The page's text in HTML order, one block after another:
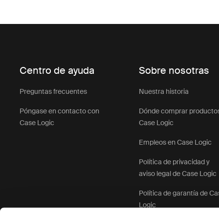
Centro de ayuda
Preguntas frecuentes
Póngase en contacto con
Case Logic
Sobre nosotras
Nuestra historia
Dónde comprar
Case Logic
Empleos en Case Logic
Política de privacidad y
aviso legal de Case Logic
Política de garantía de
Logic